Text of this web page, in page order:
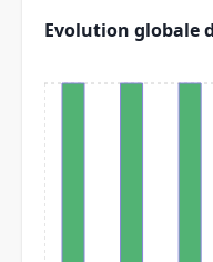
Evolution globale